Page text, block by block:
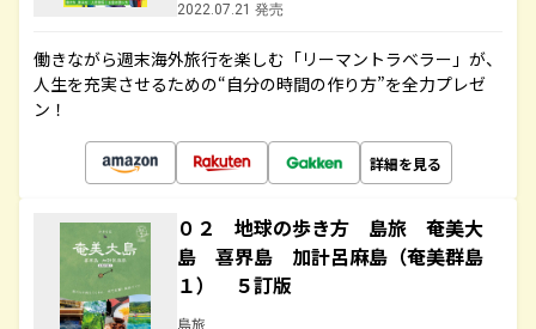
2022.07.21 発売
働きながら週末海外旅行を楽しむ「リーマントラベラー」が、
人生を充実させるための“自分の時間の作り方”を全力プレゼ
ン！
詳細を見る
０２ 地球の歩き方 島旅 奄美大
島 喜界島 加計呂麻島（奄美群島
１） ５訂版
島旅